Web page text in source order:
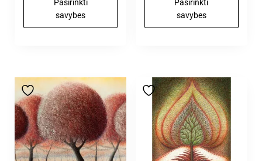
Pasirinkti
savybes
Pasirinkti
savybes